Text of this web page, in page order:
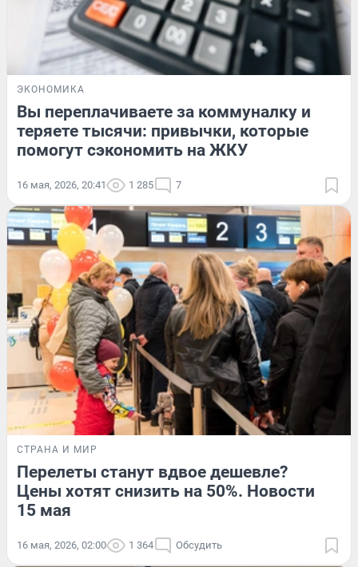
ЭКОНОМИКА
Вы переплачиваете за коммуналку и
теряете тысячи: привычки, которые
помогут сэкономить на ЖКУ
16 мая, 2026, 20:41 1 285 7
СТРАНА И МИР
Перелеты станут вдвое дешевле?
Цены хотят снизить на 50%. Новости
15 мая
16 мая, 2026, 02:00 1 364 Обсудить